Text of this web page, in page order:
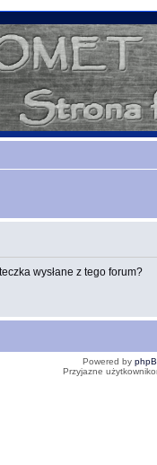
wysłane z tego forum?
Powered by
Przyjazne